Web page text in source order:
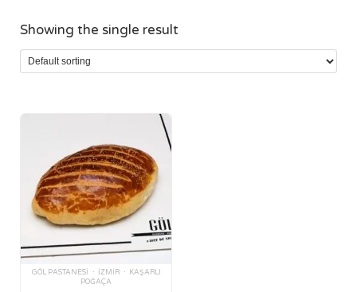
Showing the single result
Tags:
GÖL PASTANESI IZMIR
KAŞARLI
POĞAÇA